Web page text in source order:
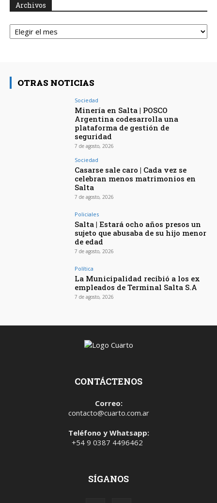
Archivos
Archivos
OTRAS NOTICIAS
Sociedad
Minería en Salta | POSCO
Argentina codesarrolla una
plataforma de gestión de
seguridad
7 de agosto, 2026
Sociedad
Casarse sale caro | Cada vez se
celebran menos matrimonios en
Salta
7 de agosto, 2026
Policiales
Salta | Estará ocho años presos un
sujeto que abusaba de su hijo menor
de edad
7 de agosto, 2026
Política
La Municipalidad recibió a los ex
empleados de Terminal Salta S.A
7 de agosto, 2026
CONTÁCTENOS
Correo:
contacto@cuarto.com.ar
Teléfono y Whatsapp:
+54 9 0387 4496462
SÍGANOS